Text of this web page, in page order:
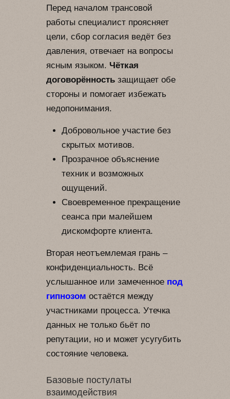
Перед началом трансовой
работы специалист проясняет
цели, сбор согласия ведёт без
давления, отвечает на вопросы
ясным языком. Чёткая
договорённость защищает обе
стороны и помогает избежать
недопонимания.
Добровольное участие без
скрытых мотивов.
Прозрачное объяснение
техник и возможных
ощущений.
Своевременное прекращение
сеанса при малейшем
дискомфорте клиента.
Вторая неотъемлемая грань –
конфиденциальность. Всё
услышанное или замеченное под
гипнозом остаётся между
участниками процесса. Утечка
данных не только бьёт по
репутации, но и может усугубить
состояние человека.
Базовые постулаты
взаимодействия